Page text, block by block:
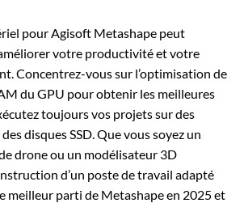
pour Agisoft Metashape peut
votre productivité et votre
Concentrez-vous sur l’optimisation de
du GPU pour obtenir les meilleures
toujours vos projets sur des
disques SSD. Que vous soyez un
drone ou un modélisateur 3D
d’un poste de travail adapté
meilleur parti de Metashape en 2025 et